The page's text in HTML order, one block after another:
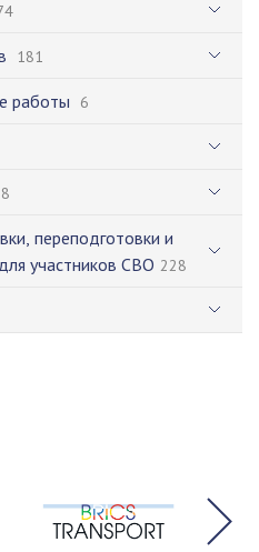
181
работы 6
переподготовки и
участников СВО 228